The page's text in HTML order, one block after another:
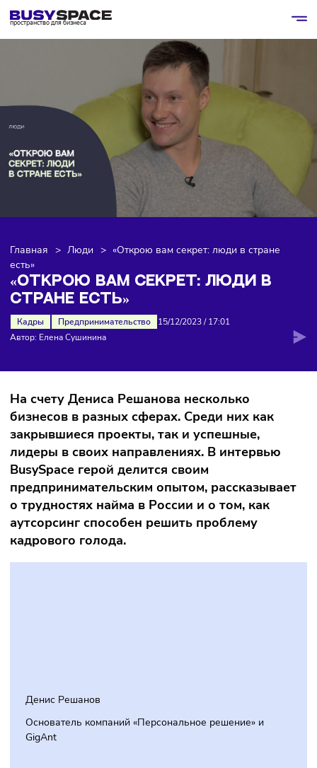
пространство для бизнеса
Главная > Люди > «Открою вам секрет: люди в стране
есть»
«ОТКРОЮ ВАМ СЕКРЕТ: ЛЮДИ В
СТРАНЕ ЕСТЬ»
Автор: Елена Сушинина
На счету Дениса Решанова несколько
бизнесов в разных сферах. Среди них как
закрывшиеся проекты, так и успешные,
лидеры в своих направлениях. В интервью
BusySpace герой делится своим
предпринимательским опытом,
о трудностях найма в России и о том, как